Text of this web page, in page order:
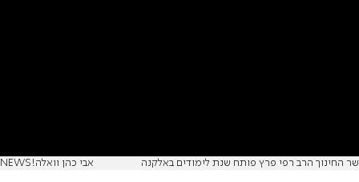
שר החינוך הרב רפי פרץ פותח שנת לימודים באלקנה אבי כהן וואלה!NEWS